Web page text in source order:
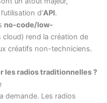
d’API.
no-code/low-
rend la création de
créatifs non-techniciens.
les radios traditionnelles ?
demande. Les radios